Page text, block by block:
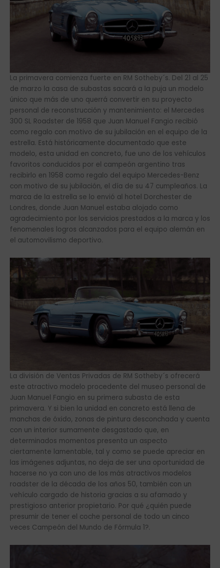
La primavera comienza fuerte en RM Sotheby´s. Del 21 al 25
de marzo la casa de subastas sacará a la puja un modelo
único que más de uno querrá convertir en su proyecto
personal de reconstrucción y mantenimiento: el Mercedes
300 SL Roadster de 1958 que Juan Manuel Fangio recibió
como regalo con motivo de su jubilación en el equipo de la
estrella. Está históricamente documentado que este
modelo, esta unidad en concreto, fue uno de los vehículos
favoritos conducidos por el campeón argentino tras
recibirlo en 1958 como regalo del equipo Mercedes-Benz
con motivo de su jubilación, el día de su 47 cumpleaños. La
marca de la estrella se lo envió al hotel Dorchester de
Londres, donde Juan Manuel estaba alojado como
agradecimiento por los servicios prestados a la marca y los
fenomenales logros alcanzados para el equipo alemán en
el automovilismo deportivo.
La división de Ventas Privadas de RM Sotheby´s ofrecerá
este atractivo modelo procedente del museo personal de
Juan Manuel Fangio en su primera subasta de esta
primavera. Y si bien la unidad en concreto está llena de
manchas de óxido, zonas de pintura desconchada y cuenta
con un interior sumamente desgastado que, en
determinados momentos presenta un aspecto
ciertamente lamentable, tal y como se puede apreciar en
las imágenes adjuntas, no deja de ser una oportunidad de
hacerse no ya con uno de los más atractivos modelos
roadster de la década de los años 50, también con un
vehículo cargado de historia gracias a su afamado y
prestigioso anterior propietario. Por qué ¿quién puede
presumir de tener el coche personal de todo un cinco
veces Campeón del Mundo de Fórmula 1?.